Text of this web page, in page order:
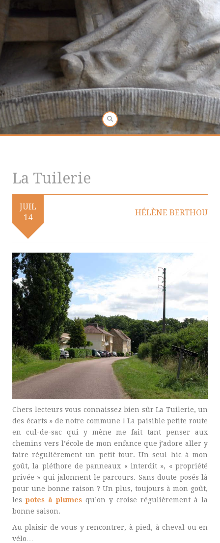
La Tuilerie
JUIL
14
HÉLÈNE BERTHOU
Chers lecteurs vous connaissez bien sûr La Tuilerie, un
des écarts » de notre commune ! La paisible petite route
en cul-de-sac qui y mène me fait tant penser aux
chemins vers l’école de mon enfance que j’adore aller y
faire régulièrement un petit tour. Un seul hic à mon
goût, la pléthore de panneaux « interdit », « propriété
privée » qui jalonnent le parcours. Sans doute posés là
pour une bonne raison ? Un plus, toujours à mon goût,
les potes à plumes qu’on y croise régulièrement à la
bonne saison.
Au plaisir de vous y rencontrer, à pied, à cheval ou en
vélo…